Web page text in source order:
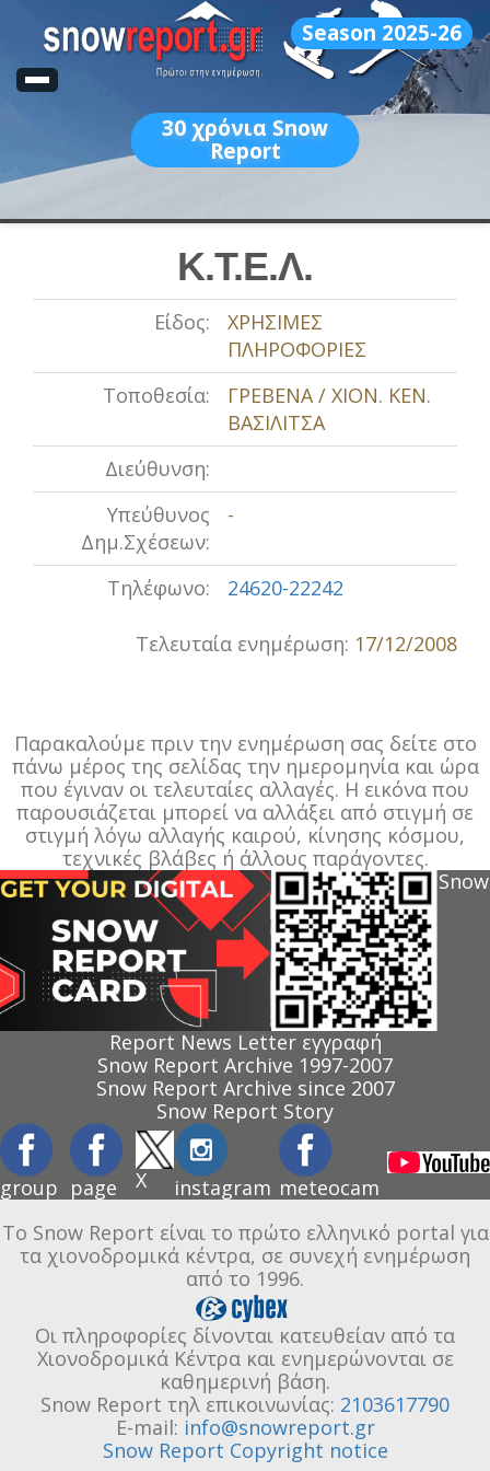
Season 2025-26
30 χρόνια Snow
Report
Κ.Τ.Ε.Λ.
Είδος:
ΧΡΗΣΙΜΕΣ
ΠΛΗΡΟΦΟΡΙΕΣ
Τοποθεσία:
ΓΡΕΒΕΝΑ / ΧΙΟΝ. ΚΕΝ.
ΒΑΣΙΛΙΤΣΑ
Διεύθυνση:
Υπεύθυνος
Δημ.Σχέσεων:
-
Τηλέφωνο: 24620-22242
Τελευταία ενημέρωση: 17/12/2008
Παρακαλούμε πριν την ενημέρωση σας δείτε στο
πάνω μέρος της σελίδας την ημερομηνία και ώρα
που έγιναν οι τελευταίες αλλαγές. Η εικόνα που
παρουσιάζεται μπορεί να αλλάξει από στιγμή σε
στιγμή λόγω αλλαγής καιρού, κίνησης κόσμου,
τεχνικές βλάβες ή άλλους παράγοντες.
Snow
Report News Letter εγγραφή
Snow Report Archive 1997-2007
Snow Report Archive since 2007
Snow Report Story
group page X instagram meteocam
Το Snow Report είναι το πρώτο ελληνικό portal για
τα χιονοδρομικά κέντρα, σε συνεχή ενημέρωση
από το 1996.
Οι πληροφορίες δίνονται κατευθείαν από τα
Χιονοδρομικά Κέντρα και ενημερώνονται σε
καθημερινή βάση.
Snow Report τηλ επικοινωνίας: 2103617790
E-mail: info@snowreport.gr
Snow Report Copyright notice